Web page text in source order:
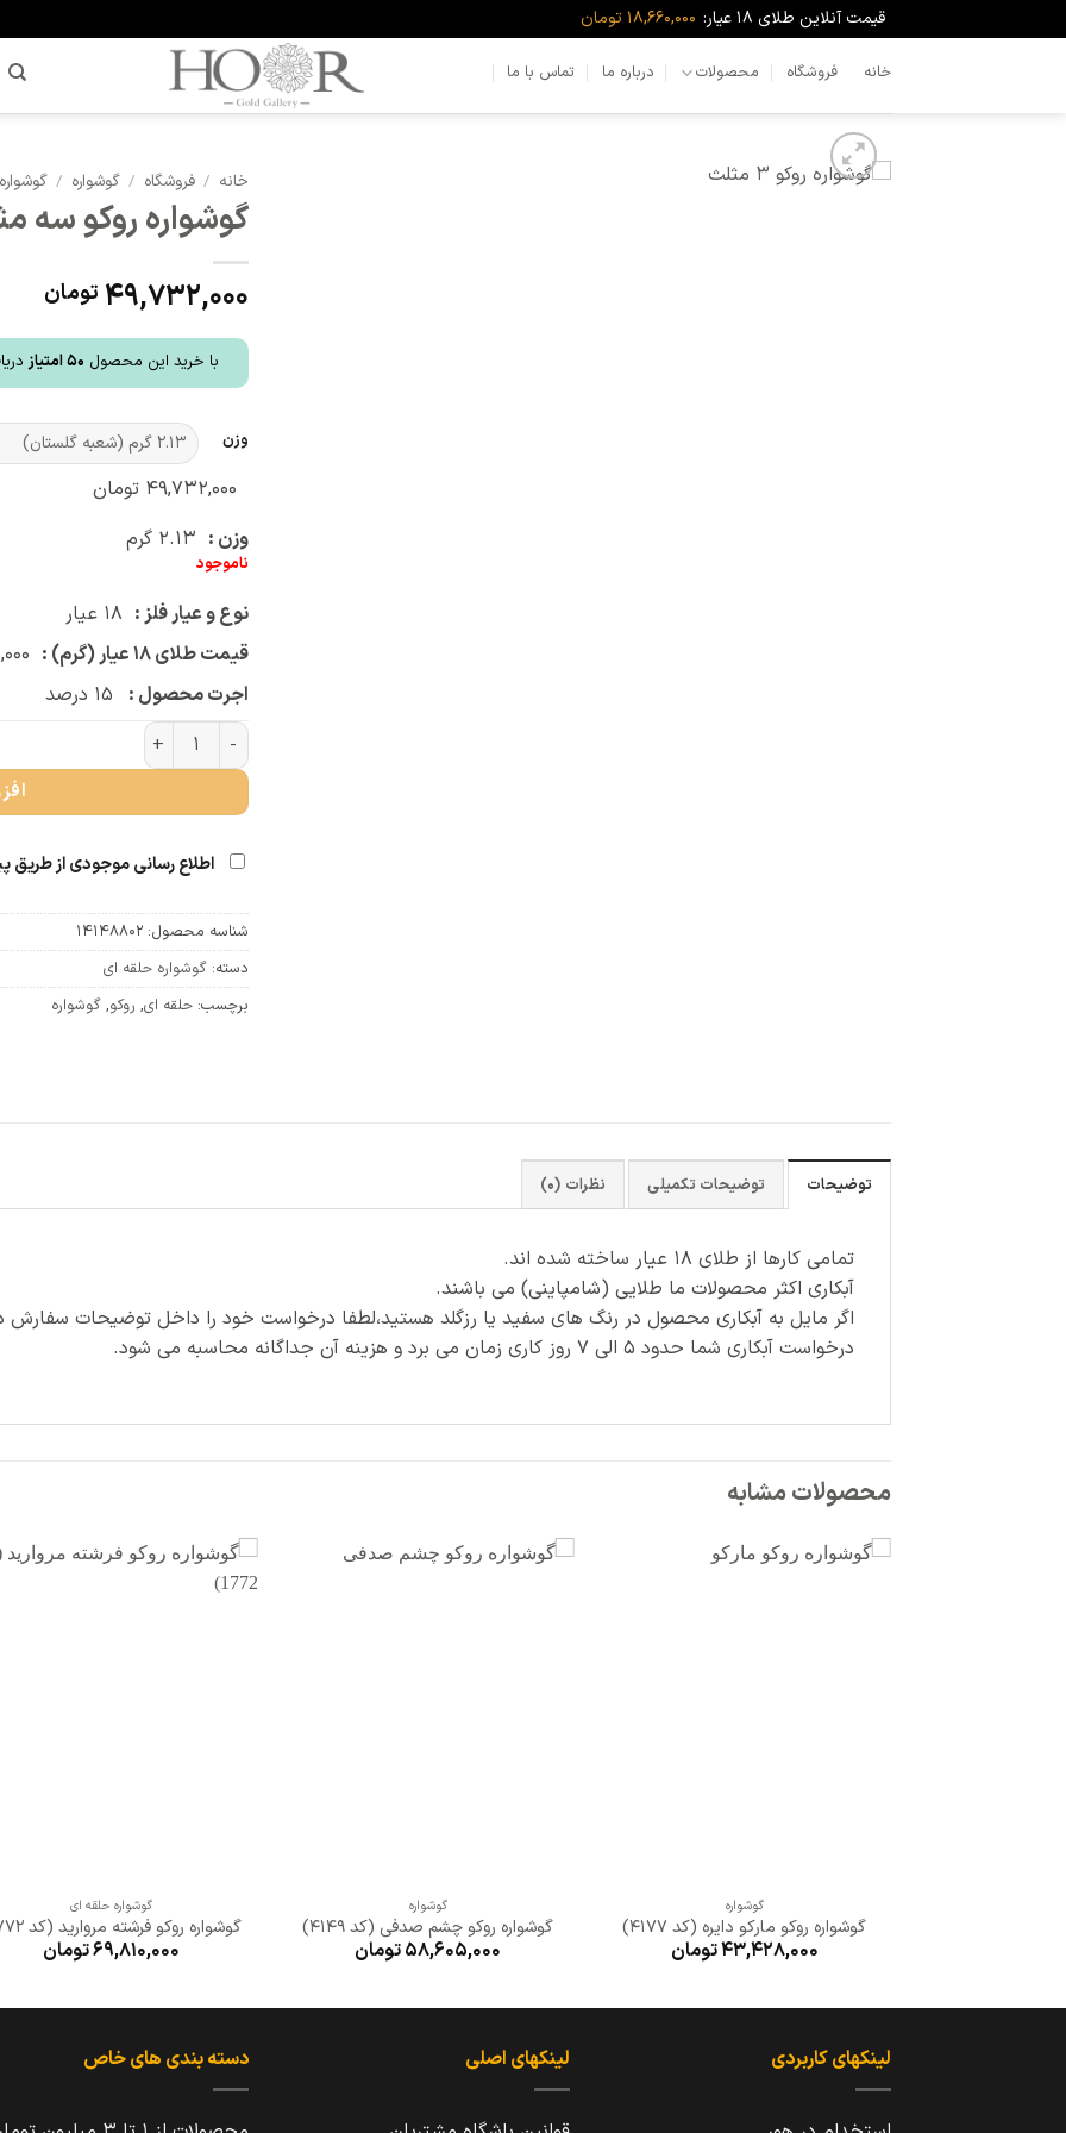
to
قیمت آنلاین طلای ۱۸ عیار: 18,660,000 تومان
خانه فروشگاه محصولات درباره ما تماس با ما
خانه / فروشگاه / گوشواره /
گوشواره روکو سه
49,732,000 تومان
با خرید این محصول 50امتیاز
وزن
۴۹,۷۳۲,۰۰۰ تومان
وزن : ۲.۱۳ گرم
ناموجود
نوع و عیار فلز : ۱۸ عیار
قیمت طلای ۱۸ عیار (گرم) :
اجرت محصول :
۱۵ درصد
گوشواره روکو سه مثلث (کد 4038) عدد
اطلاع رسانی موجودی از طریق
شناسه محصول: 14148802
دسته: گوشواره حلقه ای
برچسب: حلقه ای, روکو, گوشواره
توضیحات توضیحات تکمیلی نظرات (0)
تمامی کارها از طلای ۱۸ عیار ساخته شده اند.
آبکاری اکثر محصولات ما طلایی (شامپاینی) می باشند.
اگر مایل به آبکاری محصول در رنگ های سفید یا رزگلد هستید،لطفا درخواست خود را داخل توضیحات سفارش
درخواست آبکاری شما حدود ۵ الی ۷ روز کاری زمان می برد و هزینه آن جداگانه محاسبه می شود.
محصولات مشابه
گوشواره
گوشواره روکو چشم صدفی (کد 4149)
58,605,000تومان
گوشواره حلقه ای
گوشواره روکو فرشته مروارید (کد 1772)
69,810,000تومان
گوشواره
گوشواره روکو مارکو دایره (کد 4177)
43,428,000تومان
لینکهای کاربردی لینکهای اصلی دسته بندی های خاص